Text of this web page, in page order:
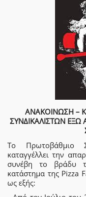
ΑΝΑΚΟΙΝΩΣΗ –
ΣΥΝΔΙΚΑΛΙΣΤΩΝ
Το Πρωτοβάθμιο
καταγγέλλει την
συνέβη το βράδυ
κατάστημα της Pizza
ως εξής: